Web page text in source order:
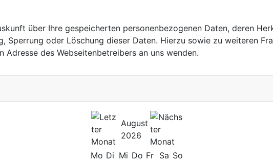
über Ihre gespeicherten personenbezogenen Daten, deren
Sperrung oder Löschung dieser Daten. Hierzu sowie zu weiteren
des Webseitenbetreibers an uns wenden.
August
2026
Mo Di Mi Do Fr Sa So